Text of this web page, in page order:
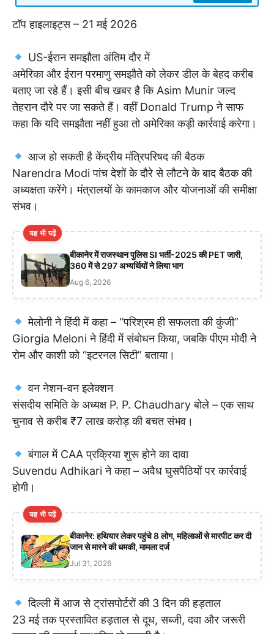
टॉप हाइलाइट्स – 21 मई 2026
US-ईरान समझौता अंतिम दौर में
अमेरिका और ईरान परमाणु समझौते को लेकर डील के बेहद करीब
बताए जा रहे हैं। इसी बीच खबर है कि Asim Munir जल्द
तेहरान दौरे पर जा सकते हैं। वहीं Donald Trump ने साफ
कहा कि यदि समझौता नहीं हुआ तो अमेरिका कड़ी कार्रवाई करेगा।
आज हो सकती है केंद्रीय मंत्रिपरिषद की बैठक
Narendra Modi पांच देशों के दौरे से लौटने के बाद बैठक की
अध्यक्षता करेंगे। मंत्रालयों के कामकाज और योजनाओं की समीक्षा
संभव।
यह भी पढ़ें
बीकानेर में राजस्थान पुलिस SI भर्ती-2025 की PET जारी,
360 में से 297 अभ्यर्थियों ने लिया भाग
Aug 6, 2026
मेलोनी ने हिंदी में कहा – “परिश्रम ही सफलता की कुंजी”
Giorgia Meloni ने हिंदी में संबोधन किया, जबकि पीएम मोदी ने
रोम और काशी को “इटरनल सिटी” बताया।
वन नेशन-वन इलेक्शन
संसदीय समिति के अध्यक्ष P. P. Chaudhary बोले – एक साथ
चुनाव से करीब ₹7 लाख करोड़ की बचत संभव।
बंगाल में CAA प्रक्रिया शुरू होने का दावा
Suvendu Adhikari ने कहा – अवैध घुसपैठियों पर कार्रवाई
होगी।
यह भी पढ़ें
बीकानेर: हथियार लेकर पहुंचे 8 लोग, महिलाओं से मारपीट कर दी
जान से मारने की धमकी, मामला दर्ज
Jul 31, 2026
दिल्ली में आज से ट्रांसपोर्टरों की 3 दिन की हड़ताल
23 मई तक प्रस्तावित हड़ताल से दूध, सब्जी, दवा और जरूरी